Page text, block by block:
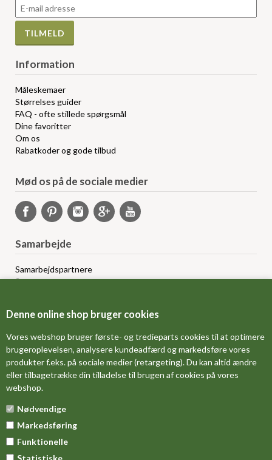
Denne online shop bruger cookies
Vores webshop bruger første- og tredieparts cookies til at optimere
brugeroplevelsen, analysere kundeadfærd og markedsføre vores
produkter f.eks. på sociale medier (retargeting). Du kan altid ændre
eller tilbagetrække din tilladelse til brugen af cookies på vores
webshop.
Nødvendige
Markedsføring
Funktionelle
Statistiske
Information
Måleskemaer
Størrelses guider
FAQ - ofte stillede spørgsmål
Dine favoritter
Om os
Rabatkoder og gode tilbud
Mød os på de sociale medier
Samarbejde
Samarbejdspartnere
Sponsorprogram
Grossistsalg
FORSIDE
OM OS
MÅLESKEMA
DINE FAVORITVARER